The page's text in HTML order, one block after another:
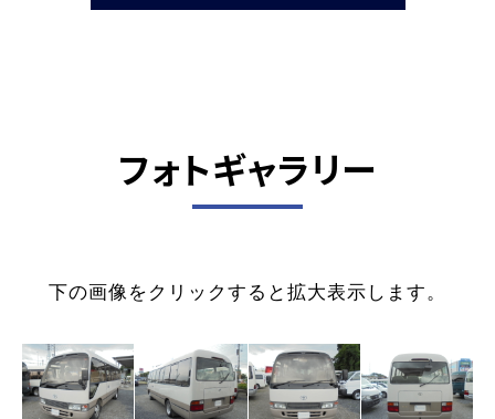
フォトギャラリー
下の画像をクリックすると拡大表示します。